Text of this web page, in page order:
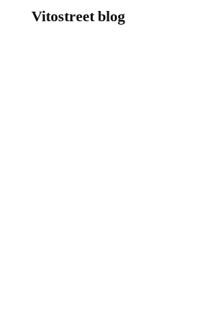
Vitostreet blog